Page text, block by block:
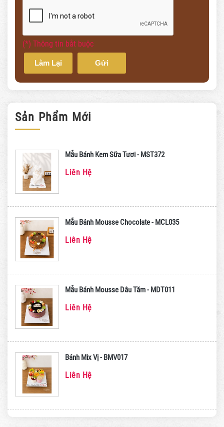
(*) Thông tin bắt buộc
Làm Lại Gửi
Sản Phẩm Mới
Mẫu Bánh Kem Sữa Tươi - MST372
Liên Hệ
Mẫu Bánh Mousse Chocolate - MCL035
Liên Hệ
Mẫu Bánh Mousse Dâu Tăm - MDT011
Liên Hệ
Bánh Mix Vị - BMV017
Liên Hệ